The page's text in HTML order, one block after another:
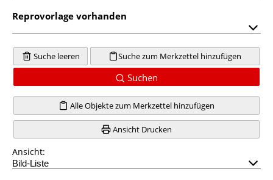
Reprovorlage vorhanden
Suche leeren Suche zum Merkzettel hinzufügen
Suchen
Alle Objekte zum Merkzettel hinzufügen
Ansicht Drucken
Ansicht: